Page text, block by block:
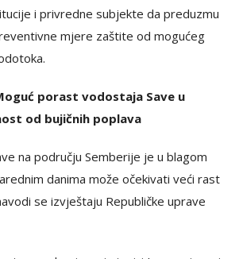
i privredne subjekte da preduzmu
mjere zaštite od mogućeg
porast vodostaja Save u
od bujičnih poplava
na području Semberije je u blagom
danima može očekivati veći rast
se izvještaju Republičke uprave